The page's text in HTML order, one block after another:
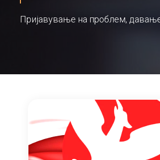
Пријавување на проблем,